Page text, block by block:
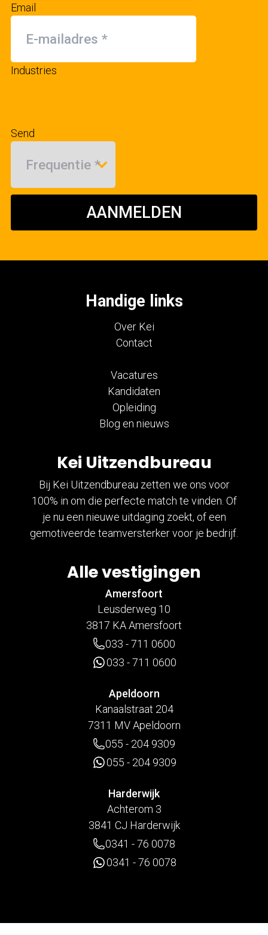
Email
Industries
Send
AANMELDEN
Kei Uitzendbureau
Bij Kei Uitzendbureau zetten we ons voor
100% in om die perfecte match te vinden. Of
je nu een nieuwe uitdaging zoekt, of een
gemotiveerde teamversterker voor je bedrijf.
Alle vestigingen
Amersfoort
Leusderweg 10
3817 KA Amersfoort
033 - 711 0600
033 - 711 0600
Apeldoorn
Kanaalstraat 204
7311 MV Apeldoorn
055 - 204 9309
055 - 204 9309
Harderwijk
Achterom 3
3841 CJ Harderwijk
0341 - 76 0078
0341 - 76 0078
Handige links
Over Kei
Contact
Vacatures
Kandidaten
Opleiding
Blog en nieuws